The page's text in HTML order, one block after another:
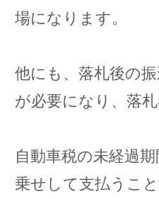
場になります。
他にも、落札後の
が必要になり、落
自動車税の未経過
乗せして支払うこ